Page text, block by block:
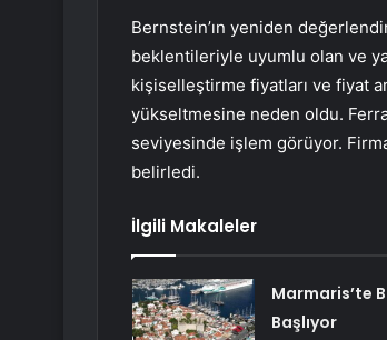
Bernstein’ın yeniden
beklentileriyle uyumlu olan ve
kişiselleştirme fiyatları ve fiyat
yükseltmesine neden oldu.
seviyesinde işlem görüyor.
belirledi.
İlgili Makaleler
Marmaris’te
Başlıyor